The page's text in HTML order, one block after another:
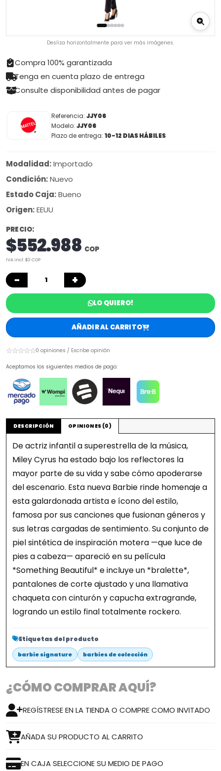
Desliza horizontalmente para ver más imágenes.
Compra 100% garantizada
Tenga en cuenta plazo de entrega
Consulte disponibilidad antes de pagar
Referencia: JJY06
Modelo: JJY06
Plazo de entrega: 10-12 DIAS HÁBILES
Modalidad:Importado
Condición:Nuevo
Estado Caja:Bueno
Origen:EEUU
PRECIO:
$552.988 COP
IVA incl: $0 COP
− +
LO QUIERO!
AÑADIR AL CARRITO
☆☆☆☆☆0 opiniones / Escribe opinión
Aceptamos los siguientes medios de pago:
DESCRIPCIÓN OPINIONES (0)
De actriz infantil a superestrella de la música,
Miley Cyrus ha estado bajo los reflectores la
mayor parte de su vida y sabe cómo apoderarse
del escenario. Esta nueva Barbie rinde homenaje a
esta galardonada artista e ícono del estilo,
famosa por sus canciones que fusionan géneros y
sus letras cargadas de sentimiento. Su conjunto de
piel sintética de inspiración motera —que luce de
pies a cabeza— apareció en su película
*Something Beautiful* e incluye un *bralette*,
pantalones de corte ajustado y una llamativa
chaqueta con cinturón y capucha extragrande,
logrando un estilo final totalmente rockero.
Etiquetas del producto
barbie signature barbies de colección
¿CÓMO COMPRAR AQUÍ?
REGÍSTRESE EN LA TIENDA O COMPRE COMO INVITADO
AÑADA SU PRODUCTO AL CARRITO
EN CAJA SELECCIONE SU MEDIO DE PAGO